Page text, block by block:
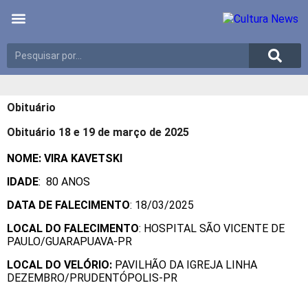
Obituário
Obituário 18 e 19 de março de 2025
NOME: VIRA KAVETSKI
IDADE: 80 ANOS
DATA DE FALECIMENTO: 18/03/2025
LOCAL DO FALECIMENTO: HOSPITAL SÃO VICENTE DE
PAULO/GUARAPUAVA-PR
LOCAL DO VELÓRIO: PAVILHÃO DA IGREJA LINHA
DEZEMBRO/PRUDENTÓPOLIS-PR